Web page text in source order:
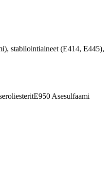
stabilointiaineet (E414, E445),
E950 Asesulfaami